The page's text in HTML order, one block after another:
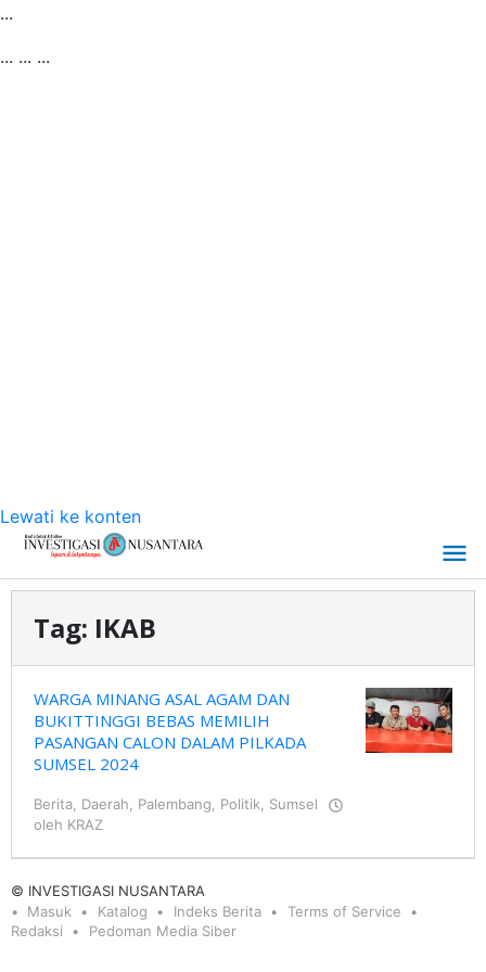
...
... ... ...
Lewati ke konten
Tag: IKAB
WARGA MINANG ASAL AGAM DAN
BUKITTINGGI BEBAS MEMILIH
PASANGAN CALON DALAM PILKADA
SUMSEL 2024
Berita Daerah Palembang Politik
Sumsel
oleh KRAZ
© INVESTIGASI NUSANTARA
Masuk
Katalog Indeks Berita
Terms of Service
Redaksi
Pedoman Media Siber